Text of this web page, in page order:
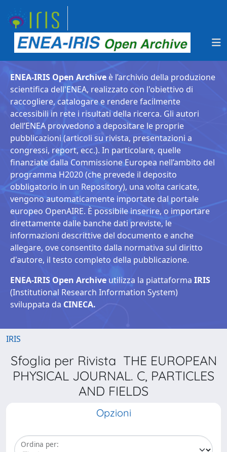
ENEA-IRIS Open Archive è l’archivio della produzione
scientifica dell'ENEA, realizzato con l'obiettivo di
raccogliere, catalogare e rendere facilmente
accessibili in rete i risultati della ricerca. Gli autori
dell’ENEA provvedono a depositare le proprie
pubblicazioni (articoli su rivista, presentazioni a
congressi, report, ecc.). In particolare, quelle
finanziate dalla Commissione Europea nell’ambito del
programma H2020 (che prevede il deposito
obbligatorio in un Repository), una volta caricate,
vengono automaticamente importate dal portale
europeo OpenAIRE. È possibile inserire, o importare
direttamente dalle banche dati previste, le
informazioni descrittive del documento e anche
allegare, ove consentito dalla normativa sul diritto
d'autore, il testo completo della pubblicazione.
ENEA-IRIS Open Archive utilizza la piattaforma IRIS
(Institutional Research Information System)
sviluppata da CINECA.
IRIS
Sfoglia per Rivista THE EUROPEAN
PHYSICAL JOURNAL. C, PARTICLES
AND FIELDS
Opzioni
Ordina per: